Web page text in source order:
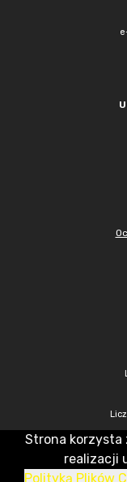
CMS & Hosting: Nefeni Sp. z
Strona korzysta
realizacji
Polityką Plików